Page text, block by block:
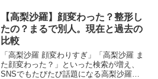
【高梨沙羅】顔変わった？整形し
たの？まるで別人。現在と過去の
比較
「高梨沙羅 顔変わりすぎ」「高梨沙羅 ま
た顔変わった？」といった検索が増え、
SNSでもたびたび話題になる高梨沙羅選